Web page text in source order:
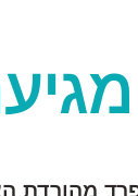
מהורדת